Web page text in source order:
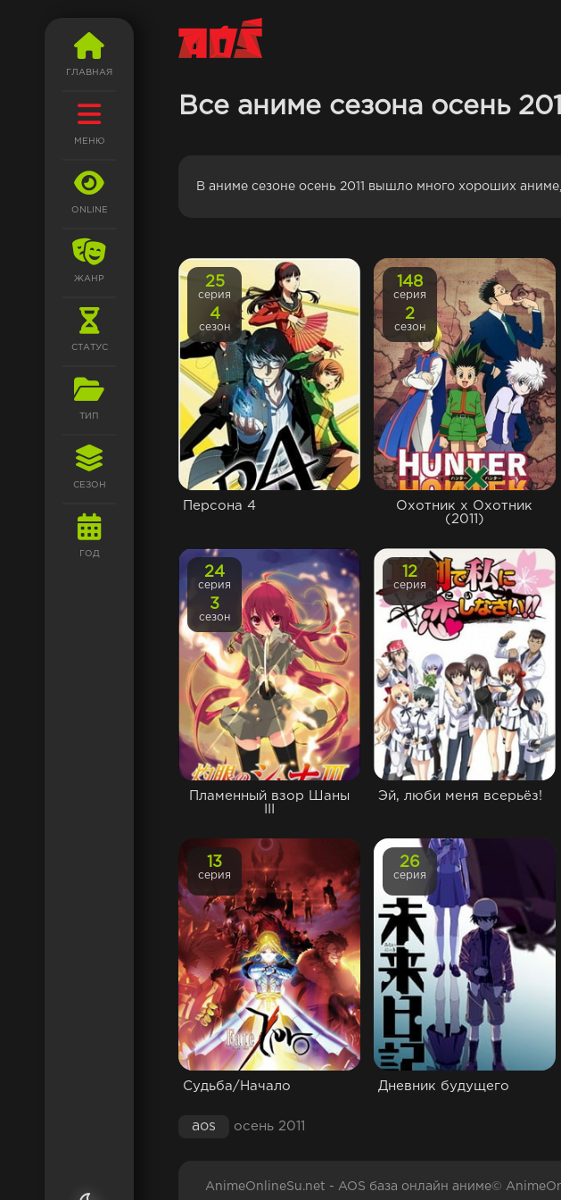
ГЛАВНАЯ
МЕНЮ
ONLINE
ЖАНР
СТАТУС
ТИП
СЕЗОН
ГОД
Все аниме сезона осень
В аниме сезоне осень 2011 вышло много хороших
Персона 4
25
серия
4
сезон
Охотник х Охотник
(2011)
148
серия
2
сезон
Пламенный взор Шаны
24
серия
3
сезон
Эй, люби меня всерьёз!
12
серия
Судьба/Начало
13
серия
Дневник будущего
26
серия
aos осень 2011
AnimeOnlineSu.net - AOS база онлайн аниме©